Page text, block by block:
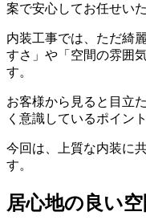
案で安心してお任せい
内装工事では、ただ綺
すさ」や「空間の雰囲
す。
お客様から見ると目立
く意識しているポイン
今回は、上質な内装に
す。
居心地の良い